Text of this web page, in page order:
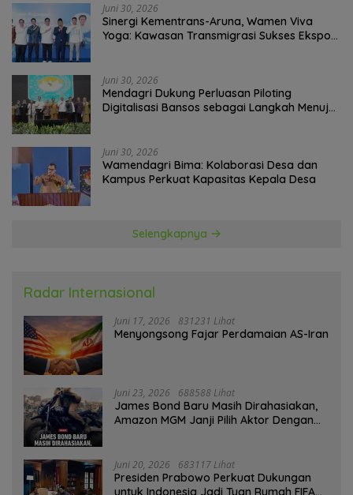
Juni 30, 2026
Sinergi Kementrans-Aruna, Wamen Viva
Yoga: Kawasan Transmigrasi Sukses Ekspor
Juni 30, 2026
Mendagri Dukung Perluasan Piloting
Digitalisasi Bansos sebagai Langkah Menuju
Juni 30, 2026
Wamendagri Bima: Kolaborasi Desa dan
Kampus Perkuat Kapasitas Kepala Desa
Selengkapnya
Radar Internasional
Juni 17, 2026 831231 Lihat
Menyongsong Fajar Perdamaian AS-Iran
Juni 23, 2026 688588 Lihat
James Bond Baru Masih Dirahasiakan,
Amazon MGM Janji Pilih Aktor Dengan
Juni 20, 2026 683117 Lihat
Presiden Prabowo Perkuat Dukungan
untuk Indonesia Jadi Tuan Rumah FIFA